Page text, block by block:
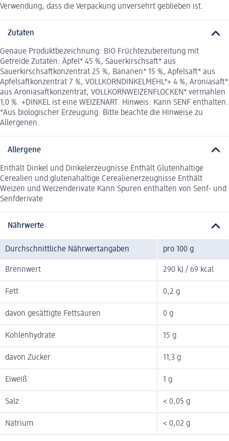
Verwendung, dass die Verpackung unversehrt geblieben ist.
Zutaten
Genaue Produktbezeichnung: BIO Früchtezubereitung mit
Getreide Zutaten: Äpfel* 45 %, Sauerkirschsaft* aus
Sauerkirschsaftkonzentrat 25 %, Bananen* 15 %, Apfelsaft* aus
Apfelsaftkonzentrat 7 %, VOLLKORNDINKELMEHL*+ 4 %, Aroniasaft*
aus Aroniasaftkonzentrat, VOLLKORNWEIZENFLOCKEN* vermahlen
1,0 %. +DINKEL ist eine WEIZENART. Hinweis: Kann SENF enthalten.
*Aus biologischer Erzeugung. Bitte beachte die Hinweise zu
Allergenen.
Allergene
Enthält Dinkel und Dinkelerzeugnisse Enthält Glutenhaltige
Cerealien und glutenahaltige Cerealienerzeugnisse Enthält
Weizen und Weizenderivate Kann Spuren enthalten von Senf- und
Senfderivate
Nährwerte
Durchschnittliche Nährwertangaben pro 100 g
Brennwert 290 kJ / 69 kcal
Fett 0,2 g
davon gesättigte Fettsäuren 0 g
Kohlenhydrate 15 g
davon Zucker 11,3 g
Eiweiß 1 g
Salz < 0,05 g
Natrium < 0,02 g